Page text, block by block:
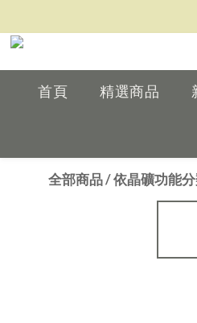
首頁 精選商品
全部商品/依晶礦功能